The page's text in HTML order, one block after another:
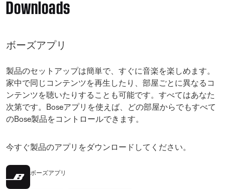
Downloads
ボーズアプリ
製品のセットアップは簡単で、すぐに音楽を楽しめます。
家中で同じコンテンツを再生したり、部屋ごとに異なるコ
ンテンツを聴いたりすることも可能です。すべてはあなた
次第です。Boseアプリを使えば、どの部屋からでもすべて
のBose製品をコントロールできます。
今すぐ製品のアプリをダウンロードしてください。
ボーズアプリ